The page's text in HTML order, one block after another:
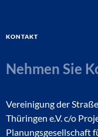
Kontakt
Nehmen Sie
Vereinigung der
Thüringen e.V. c/o
Planungsgesellschaft